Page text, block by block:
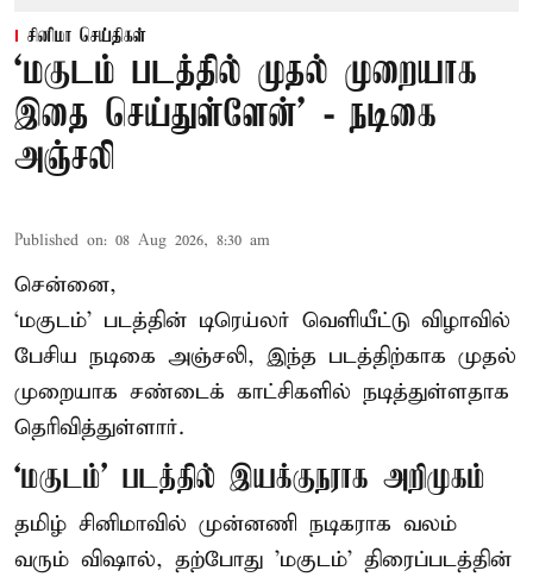
சினிமா செய்திகள்
‘மகுடம் படத்தில் முதல் முறையாக
இதை செய்துள்ளேன்’ - நடிகை
அஞ்சலி
Published on: 08 Aug 2026, 8:30 am
சென்னை,
‘மகுடம்’ படத்தின் டிரெய்லர் வெளியீட்டு விழாவில்
பேசிய நடிகை அஞ்சலி, இந்த படத்திற்காக முதல்
முறையாக சண்டைக் காட்சிகளில் நடித்துள்ளதாக
தெரிவித்துள்ளார்.
‘மகுடம்’ படத்தில் இயக்குநராக அறிமுகம்
தமிழ் சினிமாவில் முன்னணி நடிகராக வலம்
வரும் விஷால், தற்போது 'மகுடம்' திரைப்படத்தின்